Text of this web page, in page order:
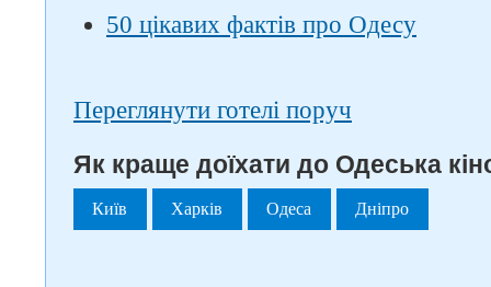
50 цікавих фактів про Одесу
Переглянути готелі поруч
Як краще доїхати до Одеська
Київ Харків Одеса Дніпро